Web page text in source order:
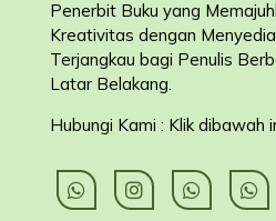
Penerbit Buku yang
Kreativitas dengan
Terjangkau bagi Penulis
Latar Belakang
Hubungi Kami : Klik dibawah